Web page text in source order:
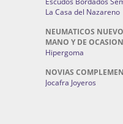
La Casa del Nazareno
NEUMATICOS
MANO Y DE OCASION
Hipergoma
NOVIAS
Jocafra Joyeros